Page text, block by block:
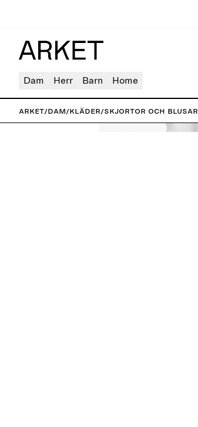
Dam Herr Barn Home
ARKET/Dam/Kläder/Skjortor och blusar